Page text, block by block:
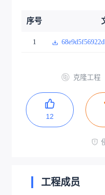
序号
1
克隆工程
12
工程成员